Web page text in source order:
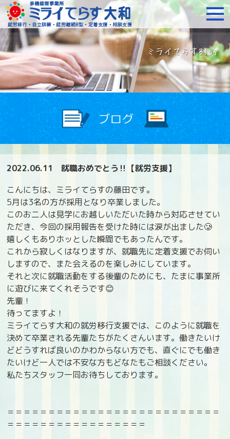
障がいをお持ちの方へ
2022.06.11
就職おめでとう‼️【就労支援】
こんにちは、ミライてらすの藤田です。
5月は3名の方が採用となり卒業しました。
このお二人は見学にお越しいただいた時から対応させてい
ただき、今回の採用報告を受けた時には涙が出ました🥲
嬉しくもありホッとした瞬間でもあったんです。
これから寂しくはなりますが、就職先に定着支援でお伺い
しますので、また会えるのを楽しみにしています。
それと次に就職活動をする後輩のためにも、たまに事業所
に遊びに来てくれそうです😊
先輩！
待ってますよ！
ミライてらす大和の就労移行支援では、このように就職を
決めて卒業される先輩たちがたくさんいます。働きたいけ
どどうすれば良いのかわからない方でも、直ぐにでも働き
たいけど一人では不安な方もどなたもご相談ください。
私たちスタッフ一同お待ちしております。
＝＝＝＝＝＝＝＝＝＝＝＝＝＝＝＝＝＝＝＝＝＝＝＝＝＝
＝＝＝＝＝＝＝＝＝＝＝＝＝＝＝＝＝